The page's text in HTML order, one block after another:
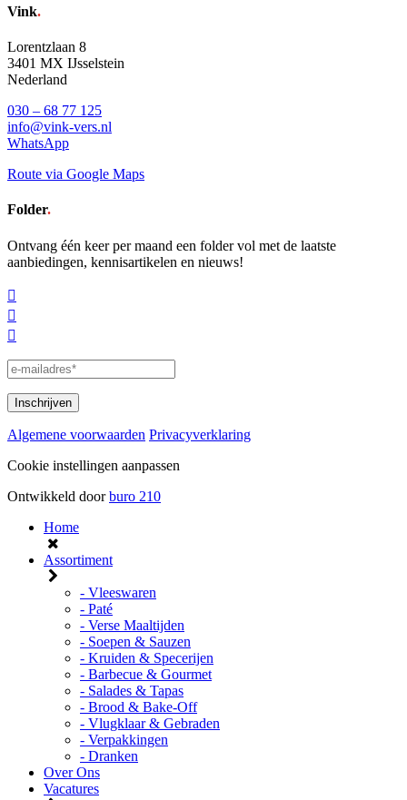
Vink.
Lorentzlaan 8
3401 MX IJsselstein
Nederland
030 – 68 77 125
info@vink-vers.nl
WhatsApp
Route via Google Maps
Folder.
Ontvang één keer per maand een folder vol met de laatste
aanbiedingen, kennisartikelen en nieuws!
Algemene voorwaarden Privacyverklaring
Cookie instellingen aanpassen
Ontwikkeld doorburo 210
Home
Assortiment
- Vleeswaren
- Paté
- Verse Maaltijden
- Soepen & Sauzen
- Kruiden & Specerijen
- Barbecue & Gourmet
- Salades & Tapas
- Brood & Bake-Off
- Vlugklaar & Gebraden
- Verpakkingen
- Dranken
Over Ons
Vacatures